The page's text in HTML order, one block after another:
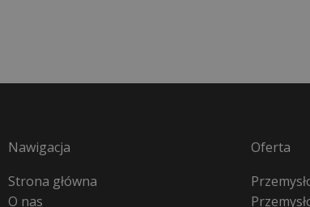
Nawigacja
Strona główna
O nas
Oferta